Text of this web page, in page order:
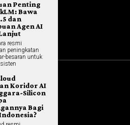
Penting
Bawa
dan
Agen AI
resmi
peningkatan
besaran untuk
Koridor AI
Silicon
Bagi